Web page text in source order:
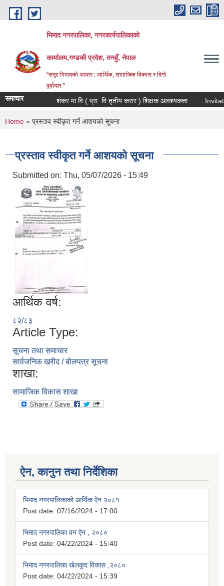
Skip to main content
भिमाद नगरपालिका, नगरकार्यपालिकाको
कार्यालय,गण्डकी प्रदेश, तनहुँ, नेपाल
“समृद्द भिमादको आधार : आर्थिक, सामाजिक विकास र दिगो
पूर्वाधार ”
समाचार शंकर मा.वि ( प्रा. वि तृतीय करार ) शिक्षक आवश्यकता
You are here
Home » प्रस्ताव स्वीकृत गर्ने आशयको सूचना
प्रस्ताव स्वीकृत गर्ने आशयको सूचना
Submitted on: Thu, 05/07/2026 - 15:49
आर्थिक वर्ष:
८२/८३
Article Type:
सूचना तथा समाचार
सार्वजनिक खरीद / बोलपत्र सूचना
शाखा:
सामाजिक विकास शाखा
ऐन, कानुन तथा निर्देशिका
भिमाद नगरपालिकाको आर्थिक ऐन २०८१
Post date: 07/16/2024 - 17:00
भिमाद नगरपालिका वन ऐन , २०८०
Post date: 04/22/2024 - 15:40
भिमाद नगरपालिका खेलकुद विकास ,२०८०
Post date: 04/22/2024 - 15:39